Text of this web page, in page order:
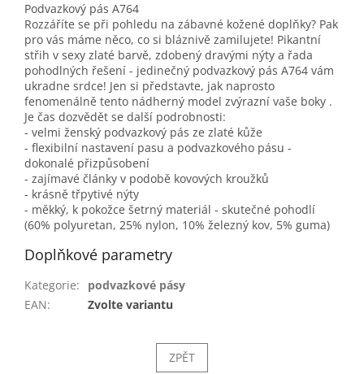
Podvazkový pás A764
Rozzáříte se při pohledu na zábavné kožené doplňky? Pak
pro vás máme něco, co si bláznivě zamilujete! Pikantní
střih v sexy zlaté barvě, zdobený dravými nýty a řada
pohodlných řešení - jedinečný podvazkový pás A764 vám
ukradne srdce! Jen si představte, jak naprosto
fenomenálně tento nádherný model zvýrazní vaše boky .
Je čas dozvědět se další podrobnosti:
- velmi ženský podvazkový pás ze zlaté kůže
- flexibilní nastavení pasu a podvazkového pásu -
dokonalé přizpůsobení
- zajímavé články v podobě kovových kroužků
- krásně třpytivé nýty
- měkký, k pokožce šetrný materiál - skutečné pohodlí
(60% polyuretan, 25% nylon, 10% železný kov, 5% guma)
Doplňkové parametry
Kategorie:
podvazkové pásy
EAN: Zvolte variantu
ZPĚT